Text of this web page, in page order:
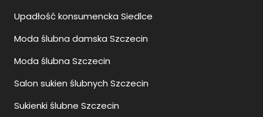
Upadłość konsumencka Siedlce
Moda ślubna damska Szczecin
Moda ślubna Szczecin
Salon sukien ślubnych Szczecin
Sukienki ślubne Szczecin